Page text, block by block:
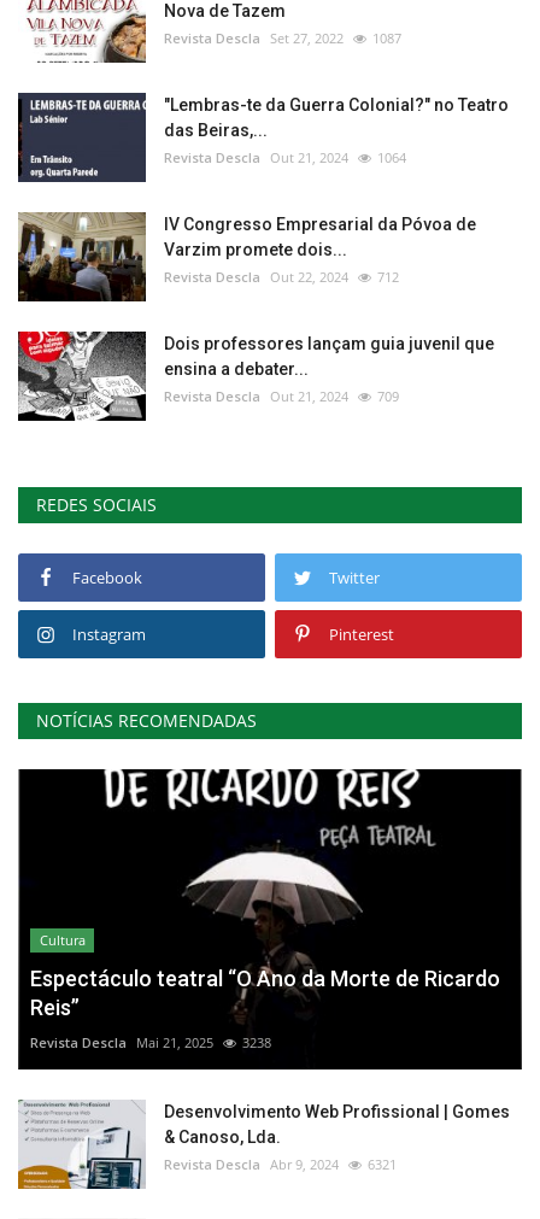
Nova de Tazem
Revista Descla Set 27, 2022 1087
"Lembras-te da Guerra Colonial?" no Teatro
das Beiras,...
Revista Descla Out 21, 2024 1064
IV Congresso Empresarial da Póvoa de
Varzim promete dois...
Revista Descla Out 22, 2024 712
Dois professores lançam guia juvenil que
ensina a debater...
Revista Descla Out 21, 2024 709
REDES SOCIAIS
Facebook Twitter
Instagram Pinterest
NOTÍCIAS RECOMENDADAS
Cultura
Espectáculo teatral “O Ano da Morte de Ricardo
Reis”
Revista Descla Mai 21, 2025 3238
Desenvolvimento Web Profissional | Gomes
& Canoso, Lda.
Revista Descla Abr 9, 2024 6321